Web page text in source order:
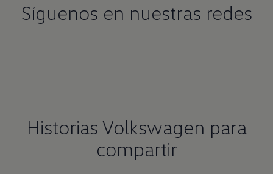
Síguenos en nuestras redes
Historias Volkswagen para
compartir